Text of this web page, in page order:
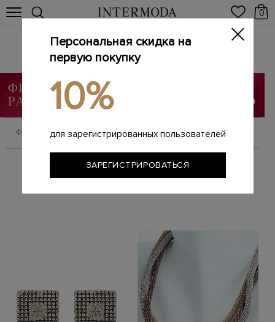
0
Брендовая женская бижутерия
Главная / Женщинам / Аксессуары
ФИЛЬТРОВАТЬ СОРТИРОВАТЬ
Персональная скидка на
первую покупку
10%
для зарегистрированных пользователей
ЗАРЕГИСТРИРОВАТЬСЯ